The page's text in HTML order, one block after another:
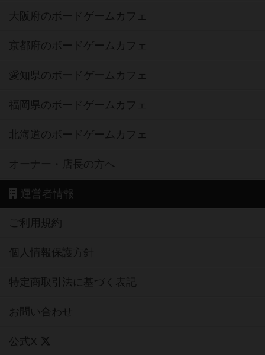
大阪府のボードゲームカフェ
京都府のボードゲームカフェ
愛知県のボードゲームカフェ
福岡県のボードゲームカフェ
北海道のボードゲームカフェ
オーナー・店長の方へ
運営者情報
ご利用規約
個人情報保護方針
特定商取引法に基づく表記
お問い合わせ
公式X